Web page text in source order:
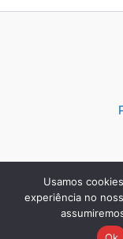
Usamos
experiência no